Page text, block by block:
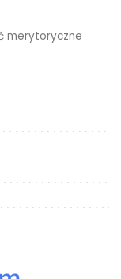
merytoryczne